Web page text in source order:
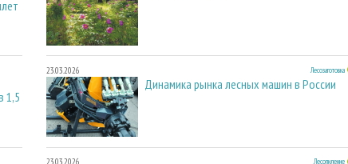
1,5
23.03.2026 Лесозаготовка
Динамика рынка лесных машин в России
Лесопиление